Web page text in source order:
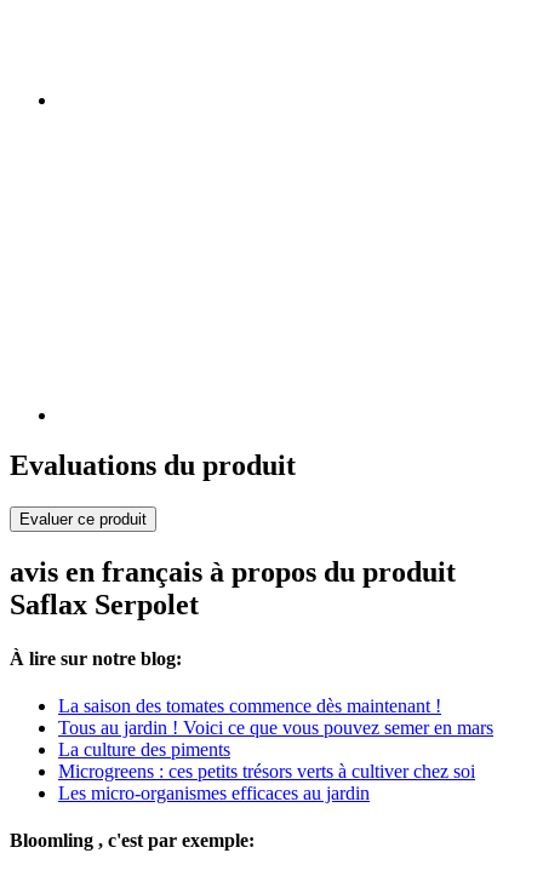
Evaluations du produit
Evaluer ce produit
avis en français à propos du produit
Saflax Serpolet
À lire sur notre blog:
La saison des tomates commence dès maintenant !
Tous au jardin ! Voici ce que vous pouvez semer en mars
La culture des piments
Microgreens : ces petits trésors verts à cultiver chez soi
Les micro-organismes efficaces au jardin
Bloomling , c'est par exemple: